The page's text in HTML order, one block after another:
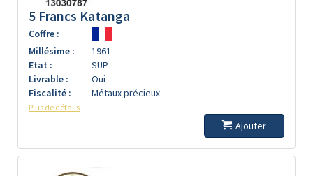
5 Francs Katanga
Coffre :
Millésime :
1961
Etat :
SUP
Livrable :
Oui
Fiscalité :
Métaux précieux
Plus de détails
Ajouter